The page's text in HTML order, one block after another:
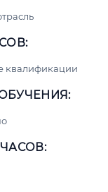
квалификации